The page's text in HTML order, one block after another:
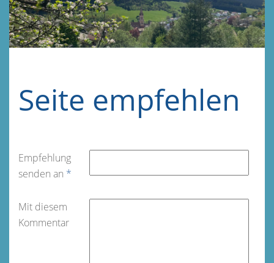
Seite empfehlen
Empfehlung
senden an *
Mit diesem
Kommentar